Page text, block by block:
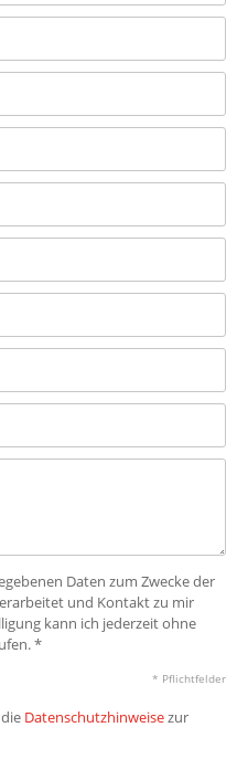
Daten zum Zwecke der
und Kontakt zu mir
kann ich jederzeit ohne
*
* Pflichtfelder
Datenschutzhinweisezur